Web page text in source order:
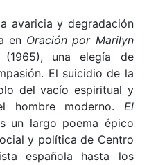
avaricia y degradación
en Oración por Marilyn
(1965), una elegía de
El suicidio de la
del vacío espiritual y
hombre moderno. El
un largo poema épico
y política de Centro
española hasta los